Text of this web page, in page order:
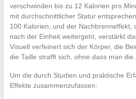
verschwinden bis zu 12 Kalorien pro
mit durchschnittlicher Statur
100 Kalorien, und der Nachbrenneffekt,
nach der Einheit weitergeht, verstärkt
Visuell verfeinert sich der Körper, die
die Taille strafft sich, ohne dass man die
Um die durch Studien und praktische
Effekte zusammenzufassen: